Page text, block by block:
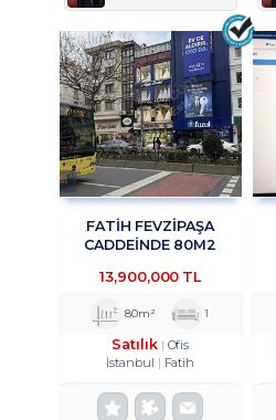
FATİH FEVZİPAŞA
CADDEİNDE 80M2
TROYKADAN
13,900,000 TL
80m² 1
Satılık
Ofis
İstanbul
Fatih